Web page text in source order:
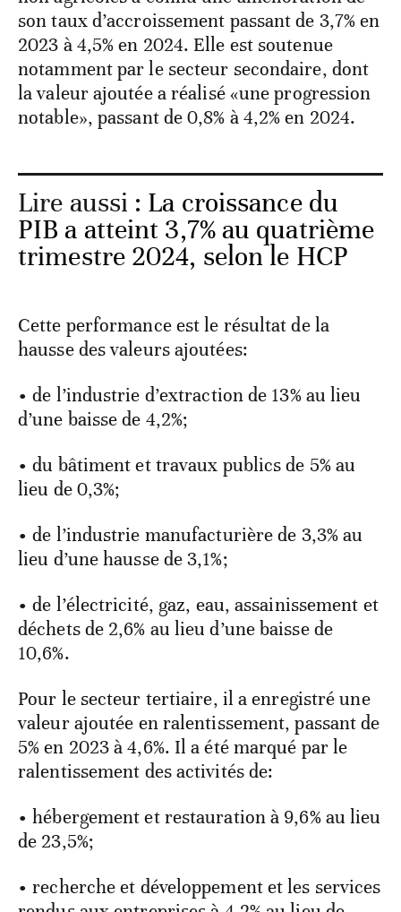
son taux d’accroissement passant de 3,7% en
2023 à 4,5% en 2024. Elle est soutenue
notamment par le secteur secondaire, dont
la valeur ajoutée a réalisé «une progression
notable», passant de 0,8% à 4,2% en 2024.
Lire aussi : La croissance du
PIB a atteint 3,7% au quatrième
trimestre 2024, selon le HCP
Cette performance est le résultat de la
hausse des valeurs ajoutées:
• de l’industrie d’extraction de 13% au lieu
d’une baisse de 4,2%;
• du bâtiment et travaux publics de 5% au
lieu de 0,3%;
• de l’industrie manufacturière de 3,3% au
lieu d’une hausse de 3,1%;
• de l’électricité, gaz, eau, assainissement et
déchets de 2,6% au lieu d’une baisse de
10,6%.
Pour le secteur tertiaire, il a enregistré une
valeur ajoutée en ralentissement, passant de
5% en 2023 à 4,6%. Il a été marqué par le
ralentissement des activités de:
• hébergement et restauration à 9,6% au lieu
de 23,5%;
• recherche et développement et les services